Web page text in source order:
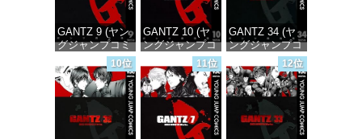
GANTZ 9 (ヤン
グジャンプコミ
ックスDIGITAL)
価格：¥100
GANTZ 10 (ヤ
ングジャンプコ
DIGITAL)
価格：¥100
GANTZ 34 (ヤ
ングジャンプコ
DIGITAL)
価格：¥100
10位 11位 12位